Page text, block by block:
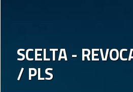
SCELTA -
/ PLS